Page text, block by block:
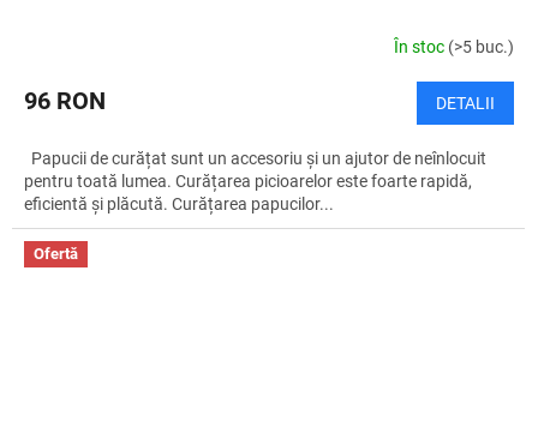
În stoc (>5 buc.)
96 RON DETALII
Papucii de curățat sunt un accesoriu și un ajutor de neînlocuit
pentru toată lumea. Curățarea picioarelor este foarte rapidă,
eficientă și plăcută. Curățarea papucilor...
Ofertă